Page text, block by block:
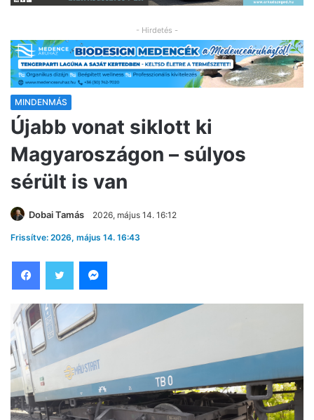
- Hirdetés -
MINDENMÁS
Újabb vonat siklott ki
Magyaroszágon – súlyos
sérült is van
Dobai Tamás 2026, május 14. 16:12
Frissítve: 2026, május 14. 16:43